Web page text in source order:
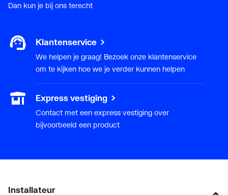
Dan kun je bij ons terecht
Klantenservice
We helpen je graag! Bezoek onze klantenservice
om te kijken hoe we je verder kunnen helpen
Express vestiging
Contact met een express vestiging over
bijvoorbeeld een product
Installateur